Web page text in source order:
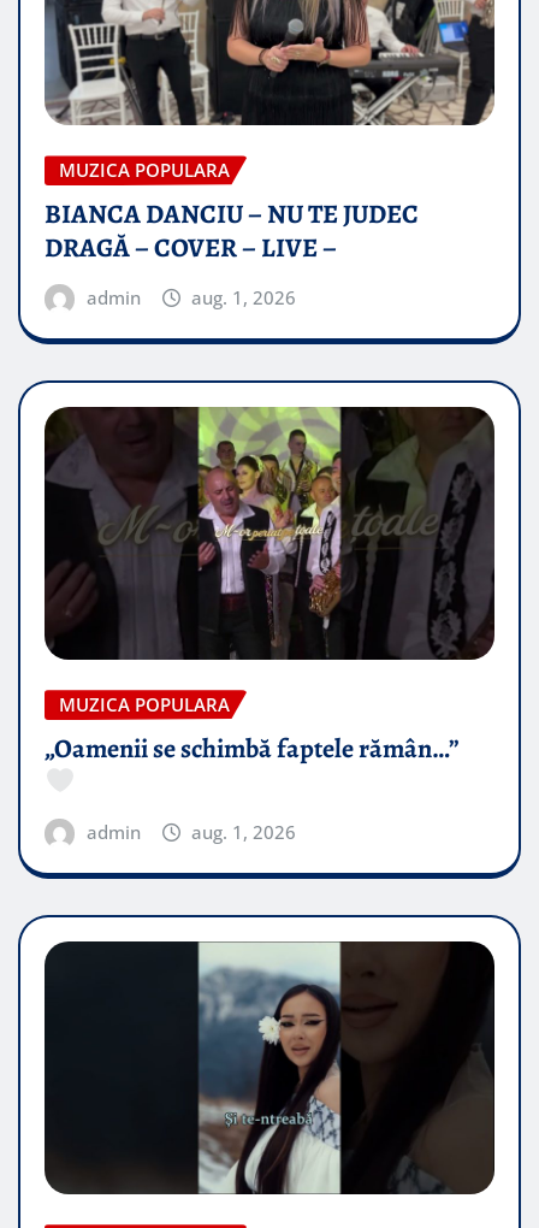
MUZICA POPULARA
BIANCA DANCIU – NU TE JUDEC
DRAGĂ – COVER – LIVE –
admin aug. 1, 2026
MUZICA POPULARA
„Oamenii se schimbă faptele rămân…”
admin aug. 1, 2026